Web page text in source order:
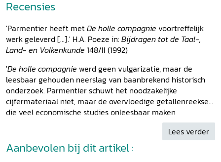
Recensies
'Parmentier heeft metDe holle compagnie voortreffelijk
werk geleverd [...].' H.A. Poeze in: Bijdragen tot de Taal-,
Land- en Volkenkunde 148/II (1992)
'De holle compagnie werd geen vulgarizatie, maar de
leesbaar gehouden neerslag van baanbrekend historisch
onderzoek. Parmentier schuwt het noodzakelijke
cijfermateriaal niet, maar de overvloedige getallenreeksen
die veel economische studies onleesbaar maken,
ontbreken. De auteur staaft zijn beweringen met
voetnoten en de specialist vindt achteraan een bronnen
opgave en bibliografie. De persoonlijkheid van De
Schonamille fungeert als rode draad door een verhaal dat
Lees verder
Aanbevolen bij dit artikel :